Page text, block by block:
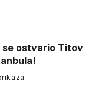
se ostvario Titov